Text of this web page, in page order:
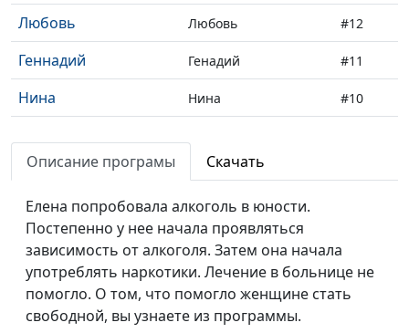
Любовь Любовь #12
Геннадий Генадий #11
Нина Нина #10
Александр Александр
Владимир Владимир
Юлия Юлия #6
Сергей #5
Александр Александр
Описание програмы Скачать
Елена попробовала алкоголь в юности.
Постепенно у нее начала проявляться
зависимость от алкоголя. Затем она начала
употреблять наркотики. Лечение в больнице не
помогло. О том, что помогло женщине стать
свободной, вы узнаете из программы.